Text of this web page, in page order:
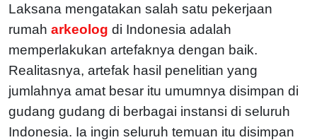
Laksana mengatakan salah satu pekerjaan
rumah arkeolog di Indonesia adalah
memperlakukan artefaknya dengan baik.
Realitasnya, artefak hasil penelitian yang
jumlahnya amat besar itu umumnya disimpan di
gudang gudang di berbagai instansi di seluruh
Indonesia. Ia ingin seluruh temuan itu disimpan